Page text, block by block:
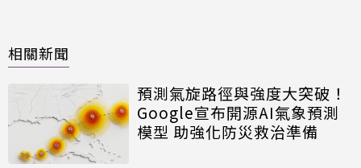
相關新聞
預測氣旋路徑與強度大突破！
Google宣布開源AI氣象預測
模型 助強化防災救治準備